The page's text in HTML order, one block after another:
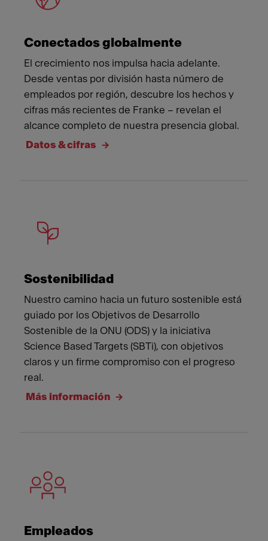
Conectados globalmente
El crecimiento nos impulsa hacia adelante.
Desde ventas por división hasta número de
empleados por región, descubre los hechos y
cifras más recientes de Franke – revelan el
alcance completo de nuestra presencia global.
Datos & cifras
Sostenibilidad
Nuestro camino hacia un futuro sostenible está
guiado por los Objetivos de Desarrollo
Sostenible de la ONU (ODS) y la iniciativa
Science Based Targets (SBTi), con objetivos
claros y un firme compromiso con el progreso
real.
Más información
Empleados